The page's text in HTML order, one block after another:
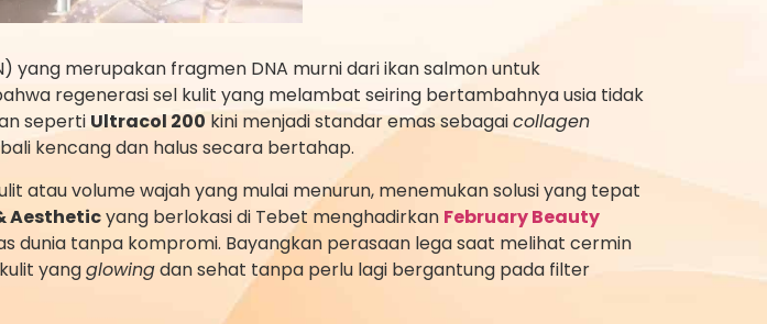
yang merupakan fragmen DNA murni dari ikan salmon untuk
regenerasi sel kulit yang melambat seiring bertambahnya usia tidak
seperti Ultracol 200 kini menjadi standar emas sebagaicollagen
kencang dan halus secara bertahap.
atau volume wajah yang mulai menurun, menemukan solusi yang tepat
Aestheticyang berlokasi di Tebet menghadirkan February Beauty
dunia tanpa kompromi. Bayangkan perasaan lega saat melihat cermin
yangglowingdan sehat tanpa perlu lagi bergantung pada filter